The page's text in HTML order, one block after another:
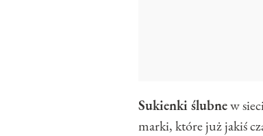
Sukienki ślubnew
marki, które już jakiś